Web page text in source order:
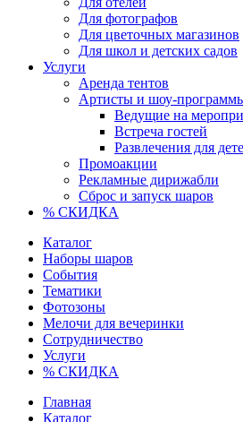
Для фотографов
Для цветочных магазинов
Для школ и детских садов
Услуги
Аренда тентов
Артисты и шоу-
Ведущие на
Встреча гостей
Развлечения для
Промоакции
Рекламные дирижабли
Сброс и запуск шаров
% СКИДКА
Каталог
Наборы шаров
События
Тематики
Фотозоны
Мелочи для вечеринки
Сотрудничество
Услуги
% СКИДКА
Главная
Каталог